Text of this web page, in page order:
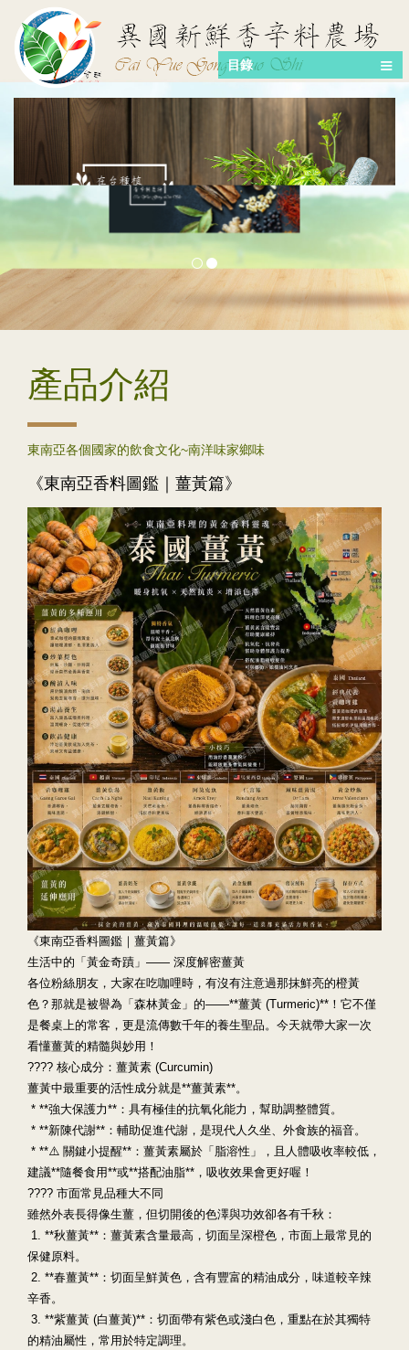
目錄
產品介紹
東南亞各個國家的飲食文化~南洋味家鄉味
《東南亞香料圖鑑｜薑黃篇》
《東南亞香料圖鑑｜薑黃篇》
生活中的「黃金奇蹟」—— 深度解密薑黃
各位粉絲朋友，大家在吃咖哩時，有沒有注意過那抹鮮亮的橙黃
色？那就是被譽為「森林黃金」的——**薑黃 (Turmeric)**！它不僅
是餐桌上的常客，更是流傳數千年的養生聖品。今天就帶大家一次
看懂薑黃的精髓與妙用！
???? 核心成分：薑黃素 (Curcumin)
薑黃中最重要的活性成分就是**薑黃素**。
* **強大保護力**：具有極佳的抗氧化能力，幫助調整體質。
* **新陳代謝**：輔助促進代謝，是現代人久坐、外食族的福音。
* **⚠️ 關鍵小提醒**：薑黃素屬於「脂溶性」，且人體吸收率較低，
建議**隨餐食用**或**搭配油脂**，吸收效果會更好喔！
???? 市面常見品種大不同
雖然外表長得像生薑，但切開後的色澤與功效卻各有千秋：
1. **秋薑黃**：薑黃素含量最高，切面呈深橙色，市面上最常見的
保健原料。
2. **春薑黃**：切面呈鮮黃色，含有豐富的精油成分，味道較辛辣
辛香。
3. **紫薑黃 (白薑黃)**：切面帶有紫色或淺白色，重點在於其獨特
的精油屬性，常用於特定調理。